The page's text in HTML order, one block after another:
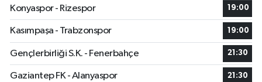
Konyaspor - Rizespor
19:00
Kasımpaşa - Trabzonspor 19:00
Gençlerbirliği S.K. - Fenerbahçe 21:30
Gaziantep FK - Alanyaspor 21:30